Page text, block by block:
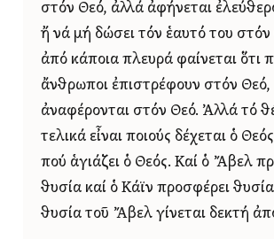
στόν Θεό, ἀλλά ἀφήνεται
ἤ νά μή δώσει τόν ἑαυτό του στόν
ἀπό κάποια πλευρά φαίνεται ὅτι
ἄνθρωποι ἐπιστρέφουν στόν Θεό,
ἀναφέρονται στόν Θεό. Ἀλλά τό
τελικά εἶναι ποιούς δέχεται ὁ
πού ἁγιάζει ὁ Θεός. Καί ὁ Ἄβελ
θυσία καί ὁ Κάϊν προσφέρει
θυσία τοῦ Ἄβελ γίνεται δεκτή